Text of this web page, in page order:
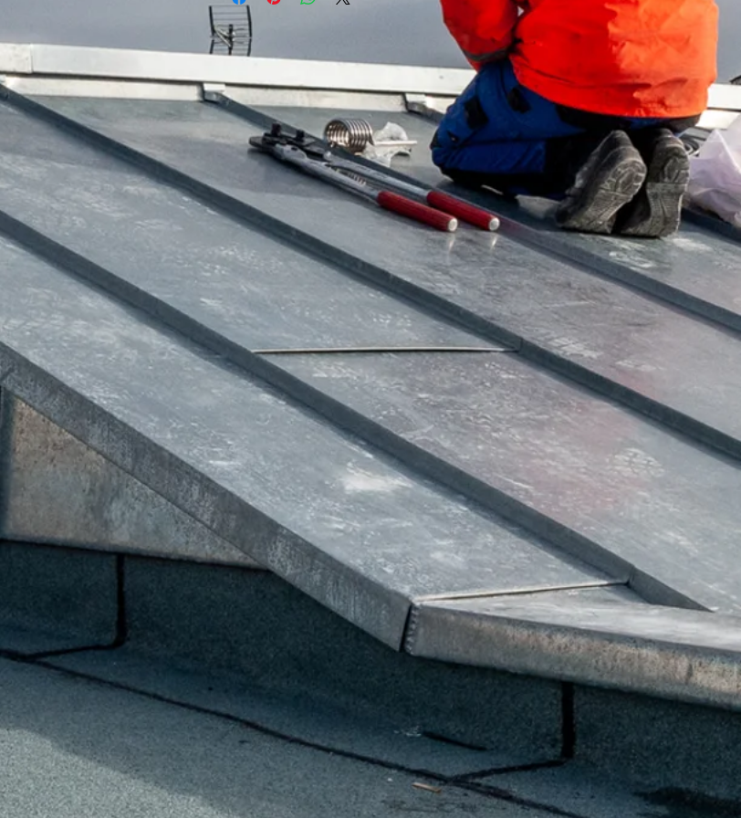
une relation de confiance avec vos clients et leur
permettre ainsi d'acheter sur votre site en toute
sécurité.
vos prix. Fournissez des informations claires sur vos
modes de livraison afin de rassurer vos clients et
gagner leur confiance.